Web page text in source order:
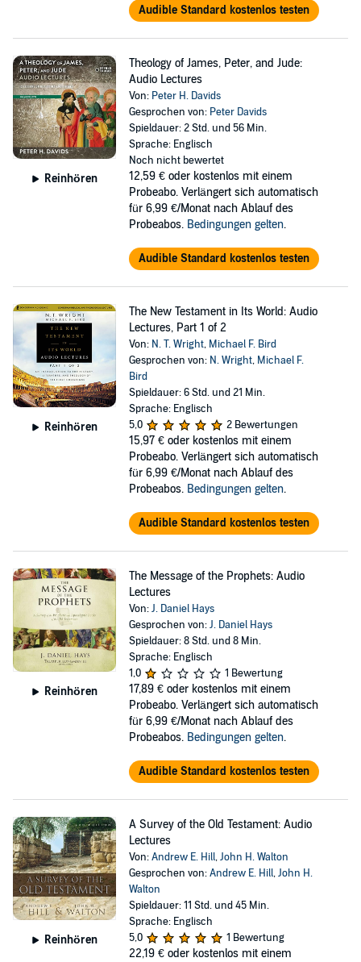
Audible Standard kostenlos testen
Reinhören
Theology of James, Peter, and Jude:
Audio Lectures
Von: Peter H. Davids
Gesprochen von: Peter Davids
Spieldauer: 2 Std. und 56 Min.
Sprache: Englisch
Noch nicht bewertet
12,59 € oder kostenlos mit einem
Probeabo. Verlängert sich automatisch
für 6,99 €/Monat nach Ablauf des
Probeabos. Bedingungen gelten.
Audible Standard kostenlos testen
Reinhören
The New Testament in Its World: Audio
Lectures, Part 1 of 2
Von: N. T. Wright, Michael F. Bird
Gesprochen von: N. Wright, Michael F.
Bird
Spieldauer: 6 Std. und 21 Min.
Sprache: Englisch
5,0
2 Bewertungen
15,97 € oder kostenlos mit einem
Probeabo. Verlängert sich automatisch
für 6,99 €/Monat nach Ablauf des
Probeabos. Bedingungen gelten.
Audible Standard kostenlos testen
Reinhören
The Message of the Prophets: Audio
Lectures
Von:J. Daniel Hays
Gesprochen von:J. Daniel Hays
Spieldauer: 8 Std. und 8 Min.
Sprache: Englisch
1,0
1 Bewertung
17,89 € oder kostenlos mit einem
Probeabo. Verlängert sich automatisch
für 6,99 €/Monat nach Ablauf des
Probeabos. Bedingungen gelten.
Audible Standard kostenlos testen
Reinhören
A Survey of the Old Testament: Audio
Lectures
Von:Andrew E. Hill,John H. Walton
Gesprochen von:Andrew E. Hill,John H.
Walton
Spieldauer: 11 Std. und 45 Min.
Sprache: Englisch
5,0
1 Bewertung
22,19 € oder kostenlos mit einem